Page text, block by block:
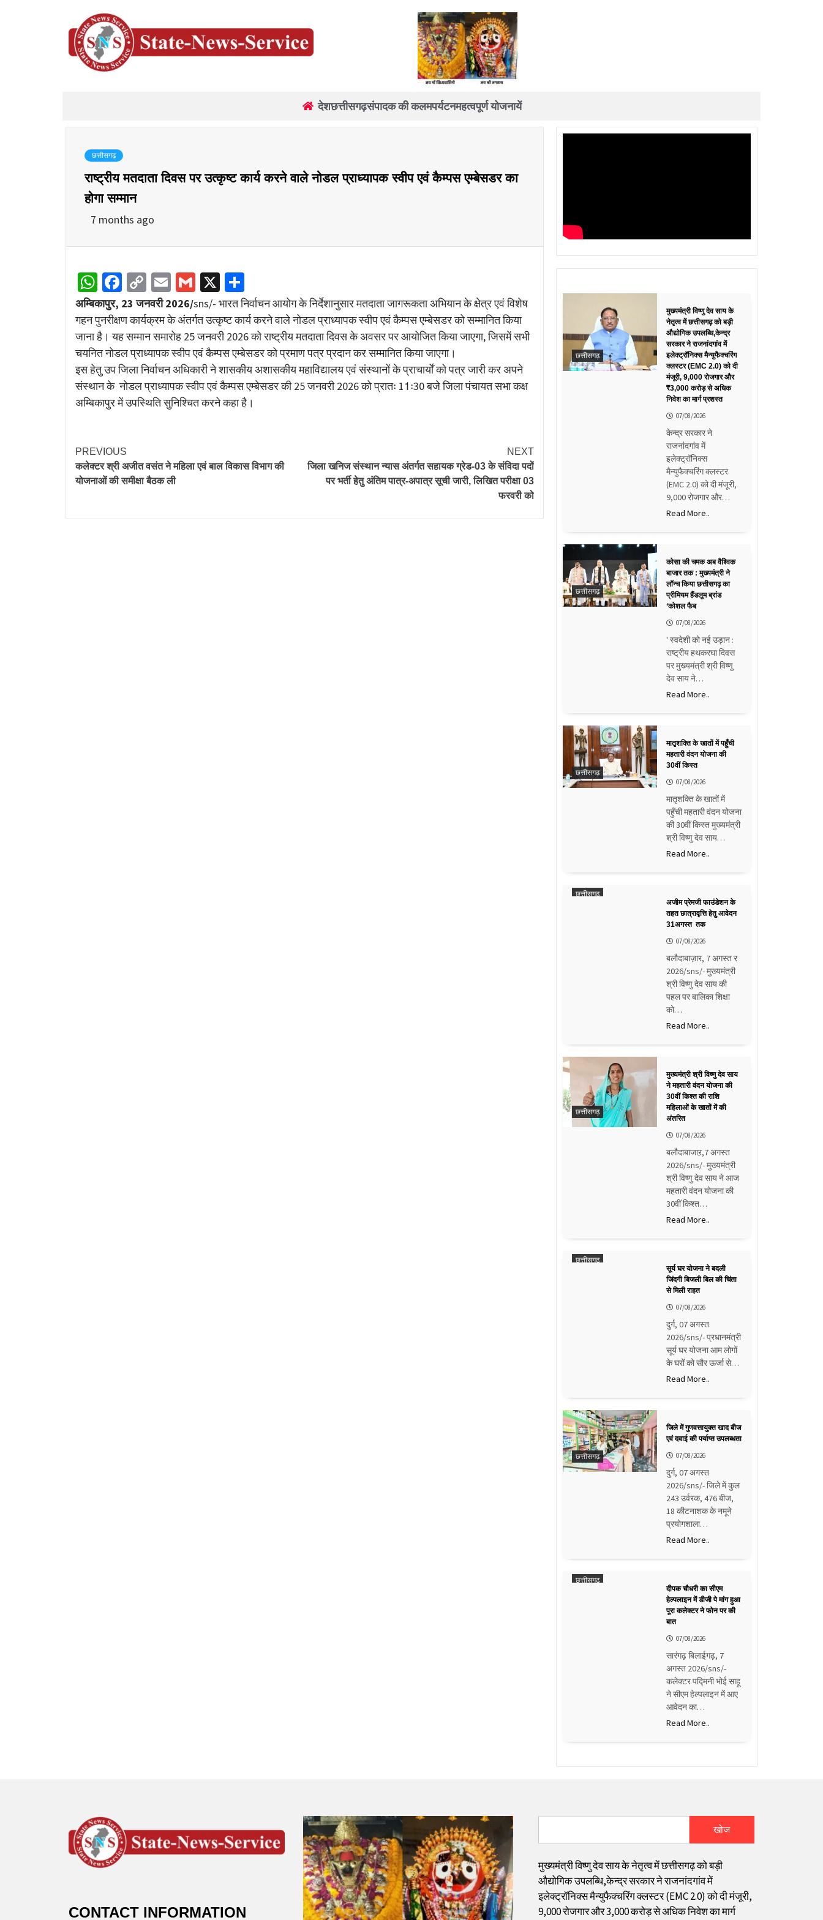
देशछत्तीसगढ़संपादक की कलमपर्यटनमहत्वपूर्ण योजनायें
छत्तीसगढ़
राष्ट्रीय मतदाता दिवस पर उत्कृष्ट कार्य करने वाले नोडल प्राध्यापक स्वीप एवं कैम्पस एम्बेसडर का
होगा सम्मान
7 months ago
WhatsApp
Facebook
Copy
Link
EmailGmail
X
अम्बिकापुर, 23 जनवरी 2026/sns/- भारत निर्वाचन आयोग के निर्देशानुसार मतदाता जागरूकता अभियान के क्षेत्र एवं विशेष
गहन पुनरीक्षण कार्यक्रम के अंतर्गत उत्कृष्ट कार्य करने वाले नोडल प्राध्यापक स्वीप एवं कैम्पस एम्बेसडर को सम्मानित किया
जाना है। यह सम्मान समारोह 25 जनवरी 2026 को राष्ट्रीय मतदाता दिवस के अवसर पर आयोजित किया जाएगा, जिसमें सभी
चयनित नोडल प्राध्यापक स्वीप एवं कैम्पस एम्बेसडर को प्रमाण पत्र प्रदान कर सम्मानित किया जाएगा।
इस हेतु उप जिला निर्वाचन अधिकारी ने शासकीय अशासकीय महाविद्यालय एवं संस्थानों के प्राचार्यों को पत्र जारी कर अपने
संस्थान के नोडल प्राध्यापक स्वीप एवं कैम्पस एम्बेसडर की 25 जनवरी 2026 को प्रातः 11ः30 बजे जिला पंचायत सभा कक्ष
अम्बिकापुर में उपस्थिति सुनिश्चित करने कहा है।
PREVIOUS
कलेक्टर श्री अजीत वसंत ने महिला एवं बाल विकास विभाग की
योजनाओं की समीक्षा बैठक ली
NEXT
जिला खनिज संस्थान न्यास अंतर्गत सहायक ग्रेड-03 के संविदा पदों
पर भर्ती हेतु अंतिम पात्र-अपात्र सूची जारी, लिखित परीक्षा 03
फरवरी को
छत्तीसगढ़
मुख्यमंत्री विष्णु देव साय के
नेतृत्व में छत्तीसगढ़ को बड़ी
औद्योगिक उपलब्धि,केन्द्र
सरकार ने राजनांदगांव में
इलेक्ट्रॉनिक्स मैन्युफैक्चरिंग
क्लस्टर (EMC 2.0) को दी
मंजूरी, 9,000 रोजगार और
₹3,000 करोड़ से अधिक
निवेश का मार्ग प्रशस्त
07/08/2026
केन्द्र सरकार ने
राजनांदगांव में
इलेक्ट्रॉनिक्स
मैन्युफैक्चरिंग क्लस्टर
(EMC 2.0) को दी मंजूरी,
9,000 रोजगार और…
Read More..
छत्तीसगढ़
कोसा की चमक अब वैश्विक
बाजार तक : मुख्यमंत्री ने
लॉन्च किया छत्तीसगढ़ का
प्रीमियम हैंडलूम ब्रांड
‘कोशल फैब
07/08/2026
' स्वदेशी को नई उड़ान :
राष्ट्रीय हथकरघा दिवस
पर मुख्यमंत्री श्री विष्णु
देव साय ने…
Read More..
छत्तीसगढ़
मातृशक्ति के खातों में पहुँची
महतारी वंदन योजना की
30वीं किस्त
07/08/2026
मातृशक्ति के खातों में
पहुँची महतारी वंदन योजना
की 30वीं किस्त मुख्यमंत्री
श्री विष्णु देव साय…
Read More..
छत्तीसगढ़
अजीम प्रेमजी फाउंडेशन के
तहत छात्रावृत्ति हेतु आवेदन
31अगस्त तक
07/08/2026
बलौदाबाज़ार, 7 अगस्त र
2026/sns/- मुख्यमंत्री
श्री विष्णु देव साय की
पहल पर बालिका शिक्षा
को…
Read More..
छत्तीसगढ़
मुख्यमंत्री श्री विष्णु देव साय
ने महतारी वंदन योजना की
30वीं किश्त की राशि
महिलाओं के खातों में की
अंतरित
07/08/2026
बलौदाबाजाऱ,7 अगस्त
2026/sns/- मुख्यमंत्री
श्री विष्णु देव साय ने आज
महतारी वंदन योजना की
30वीं किश्त…
Read More..
छत्तीसगढ़
सूर्य घर योजना ने बदली
जिंदगी बिजली बिल की चिंता
से मिली राहत
07/08/2026
दुर्ग, 07 अगस्त
2026/sns/- प्रधानमंत्री
सूर्य घर योजना आम लोगों
के घरों को सौर ऊर्जा से…
Read More..
छत्तीसगढ़
जिले में गुणवत्तायुक्त खाद बीज
एवं दवाई की पर्याप्त उपलब्धता
07/08/2026
दुर्ग, 07 अगस्त
2026/sns/- जिले में कुल
243 उर्वरक, 476 बीज,
18 कीटनाशक के नमूने
प्रयोगशाला…
Read More..
छत्तीसगढ़
दीपक चौधरी का सीएम
हेल्पलाइन में डीजी पे मांग हुआ
पूरा कलेक्टर ने फोन पर की
बात
07/08/2026
सारंगढ़ बिलाईगढ़, 7
अगस्त 2026/sns/-
कलेक्टर पद्मिनी भोई साहू
ने सीएम हेल्पलाइन में आए
आवेदन का…
Read More..
CONTACT INFORMATION
खोज
मुख्यमंत्री विष्णु देव साय के नेतृत्व में छत्तीसगढ़ को बड़ी
औद्योगिक उपलब्धि,केन्द्र सरकार ने राजनांदगांव में
इलेक्ट्रॉनिक्स मैन्युफैक्चरिंग क्लस्टर (EMC 2.0) को दी मंजूरी,
9,000 रोजगार और ₹3,000 करोड़ से अधिक निवेश का मार्ग